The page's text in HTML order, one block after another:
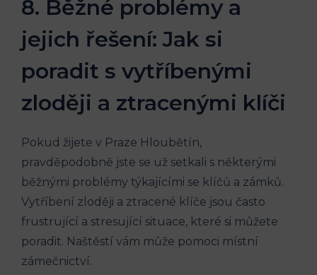
8. Běžné problémy a
jejich řešení: Jak si
poradit s vytříbenými
zloději a ztracenými klíči
Pokud žijete v Praze Hloubětín,
pravděpodobně jste se už setkali s některými
běžnými problémy týkajícími se klíčů a zámků.
Vytříbení zloději a ztracené klíče jsou často
frustrující a stresující situace, které si můžete
poradit. Naštěstí vám může pomoci místní
zámečnictví.